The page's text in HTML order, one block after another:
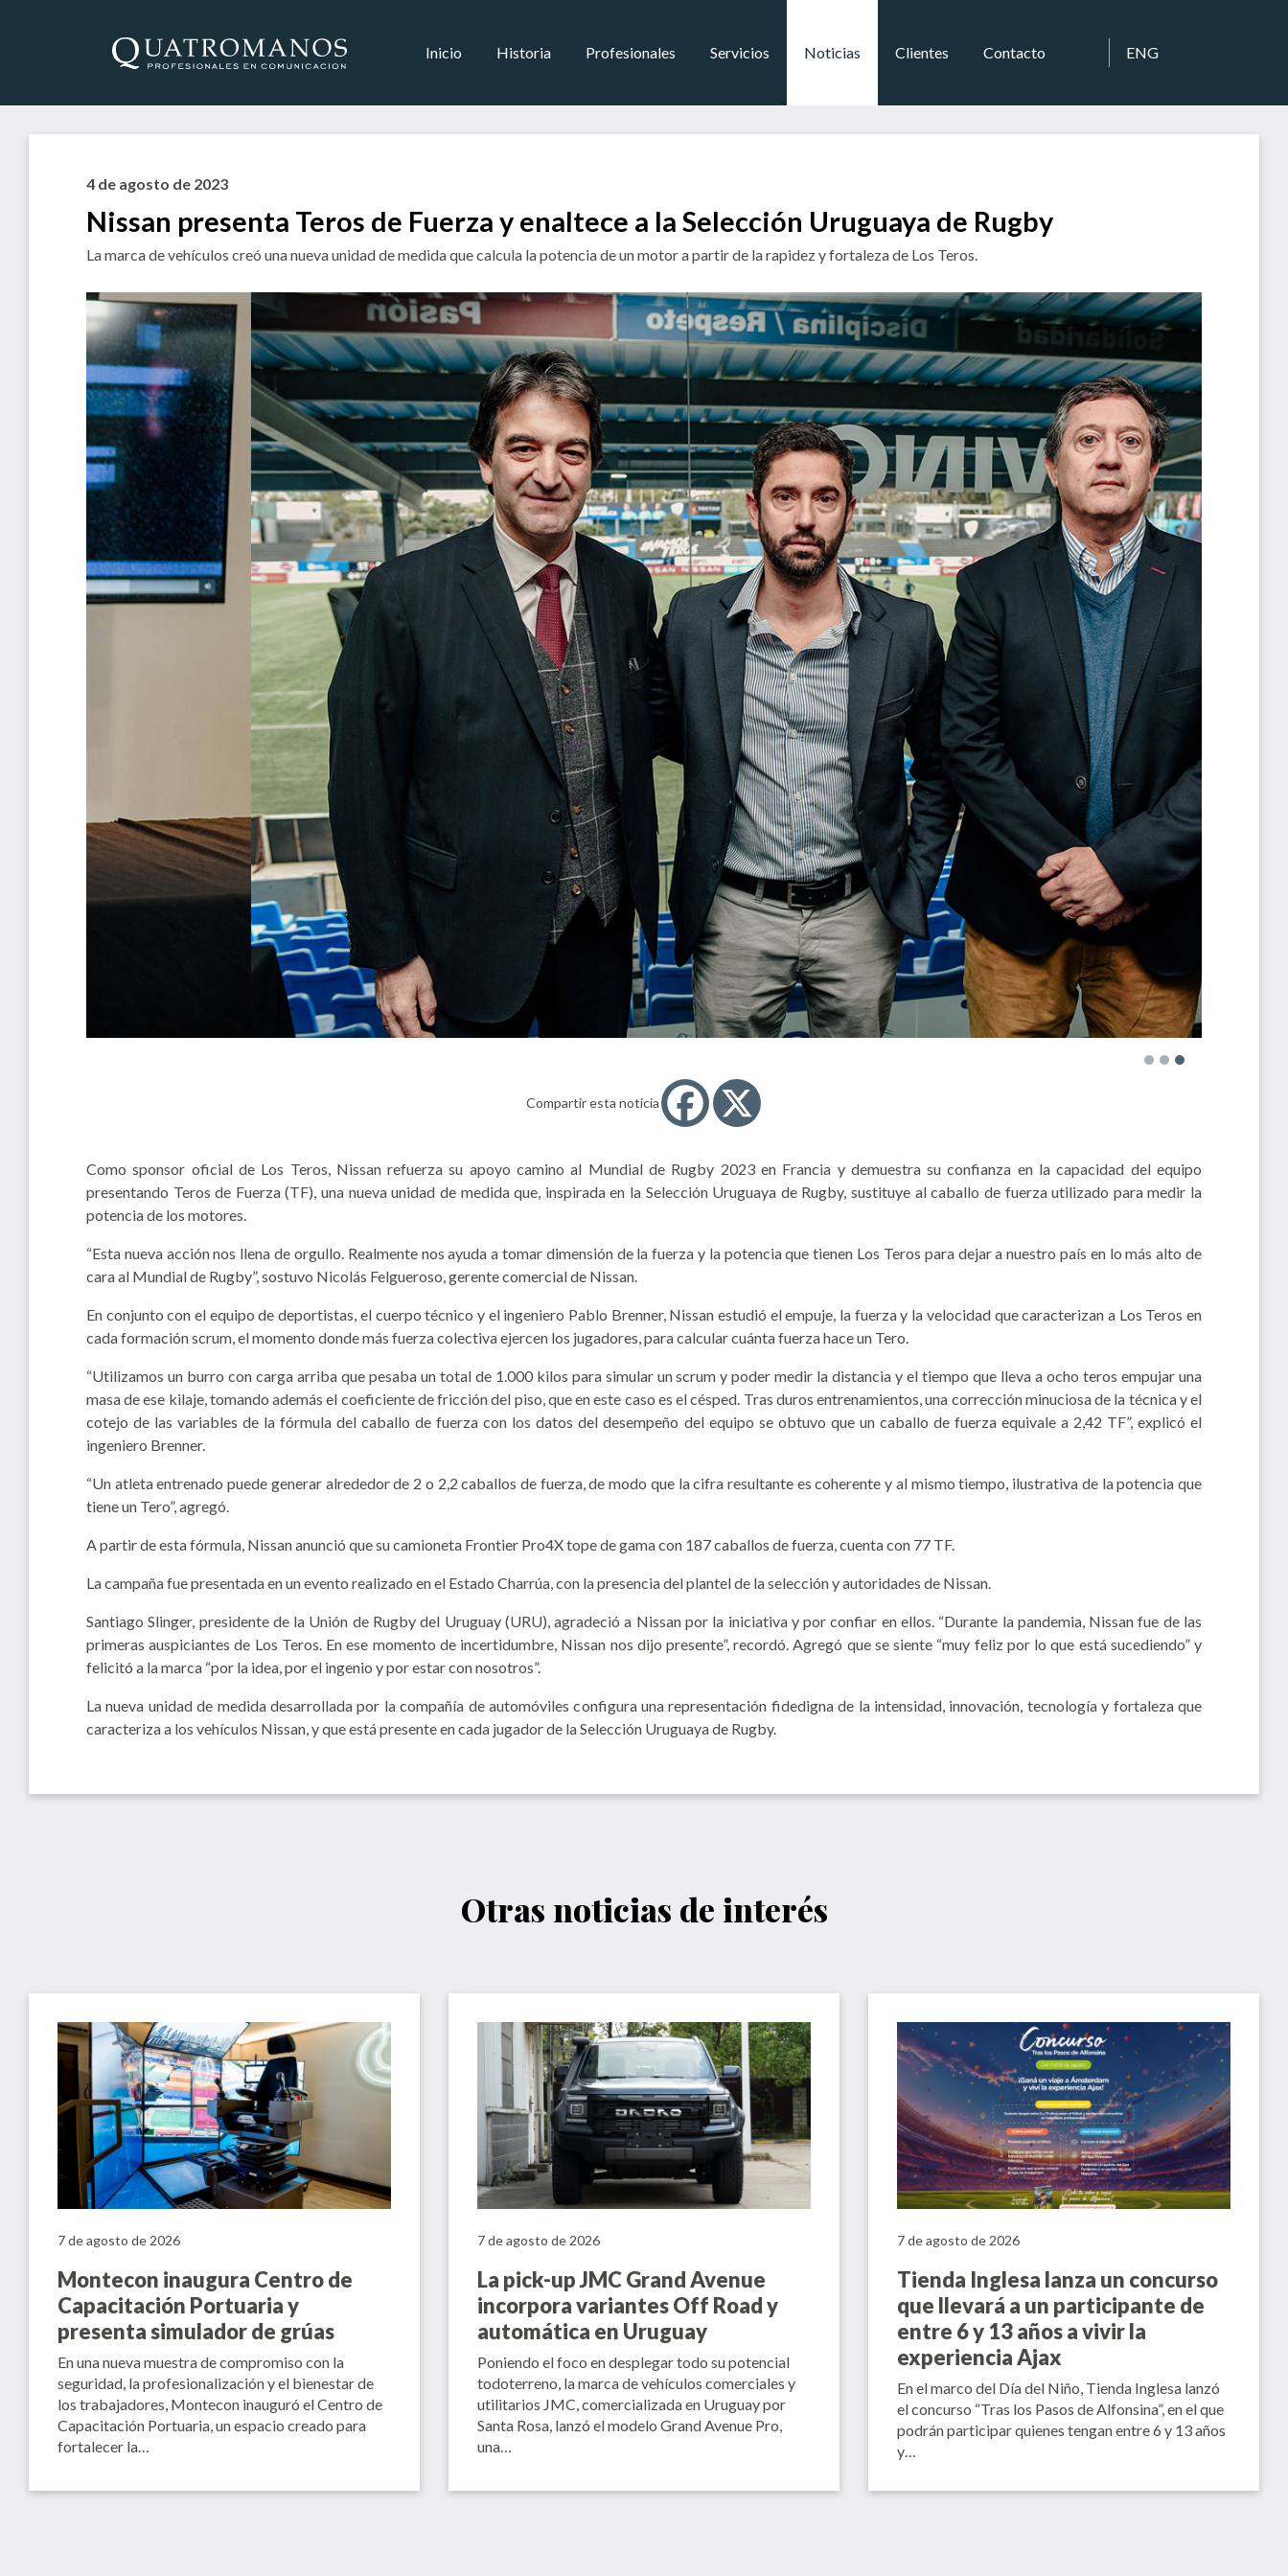
Inicio Historia Profesionales Servicios Noticias Clientes Contacto ENG
4 de agosto de 2023
Nissan presenta Teros de Fuerza y enaltece a la Selección Uruguaya de Rugby
La marca de vehículos creó una nueva unidad de medida que calcula la potencia de un motor a partir de la rapidez y fortaleza de Los Teros.
Compartir esta noticia
Como sponsor oficial de Los Teros, Nissan refuerza su apoyo camino al Mundial de Rugby 2023 en Francia y demuestra su confianza en la capacidad del equipo
presentando Teros de Fuerza (TF), una nueva unidad de medida que, inspirada en la Selección Uruguaya de Rugby, sustituye al caballo de fuerza utilizado para medir la
potencia de los motores.
“Esta nueva acción nos llena de orgullo. Realmente nos ayuda a tomar dimensión de la fuerza y la potencia que tienen Los Teros para dejar a nuestro país en lo más alto de
cara al Mundial de Rugby”, sostuvo Nicolás Felgueroso, gerente comercial de Nissan.
En conjunto con el equipo de deportistas, el cuerpo técnico y el ingeniero Pablo Brenner, Nissan estudió el empuje, la fuerza y la velocidad que caracterizan a Los Teros en
cada formación scrum, el momento donde más fuerza colectiva ejercen los jugadores, para calcular cuánta fuerza hace un Tero.
“Utilizamos un burro con carga arriba que pesaba un total de 1.000 kilos para simular un scrum y poder medir la distancia y el tiempo que lleva a ocho teros empujar una
masa de ese kilaje, tomando además el coeficiente de fricción del piso, que en este caso es el césped. Tras duros entrenamientos, una corrección minuciosa de la técnica y el
cotejo de las variables de la fórmula del caballo de fuerza con los datos del desempeño del equipo se obtuvo que un caballo de fuerza equivale a 2,42 TF”, explicó el
ingeniero Brenner.
“Un atleta entrenado puede generar alrededor de 2 o 2,2 caballos de fuerza, de modo que la cifra resultante es coherente y al mismo tiempo, ilustrativa de la potencia que
tiene un Tero”, agregó.
A partir de esta fórmula, Nissan anunció que su camioneta Frontier Pro4X tope de gama con 187 caballos de fuerza, cuenta con 77 TF.
La campaña fue presentada en un evento realizado en el Estado Charrúa, con la presencia del plantel de la selección y autoridades de Nissan.
Santiago Slinger, presidente de la Unión de Rugby del Uruguay (URU), agradeció a Nissan por la iniciativa y por confiar en ellos. “Durante la pandemia, Nissan fue de las
primeras auspiciantes de Los Teros. En ese momento de incertidumbre, Nissan nos dijo presente”, recordó. Agregó que se siente “muy feliz por lo que está sucediendo” y
felicitó a la marca “por la idea, por el ingenio y por estar con nosotros”.
La nueva unidad de medida desarrollada por la compañía de automóviles configura una representación fidedigna de la intensidad, innovación, tecnología y fortaleza que
caracteriza a los vehículos Nissan, y que está presente en cada jugador de la Selección Uruguaya de Rugby.
Otras noticias de interés
7 de agosto de 2026
Montecon inaugura Centro de
Capacitación Portuaria y
presenta simulador de grúas
En una nueva muestra de compromiso con la
seguridad, la profesionalización y el bienestar de
los trabajadores, Montecon inauguró el Centro de
Capacitación Portuaria, un espacio creado para
fortalecer la…
7 de agosto de 2026
La pick-up JMC Grand Avenue
incorpora variantes Off Road y
automática en Uruguay
Poniendo el foco en desplegar todo su potencial
todoterreno, la marca de vehículos comerciales y
utilitarios JMC, comercializada en Uruguay por
Santa Rosa, lanzó el modelo Grand Avenue Pro,
una…
7 de agosto de 2026
Tienda Inglesa lanza un concurso
que llevará a un participante de
entre 6 y 13 años a vivir la
experiencia Ajax
En el marco del Día del Niño, Tienda Inglesa lanzó
el concurso “Tras los Pasos de Alfonsina”, en el que
podrán participar quienes tengan entre 6 y 13 años
y…